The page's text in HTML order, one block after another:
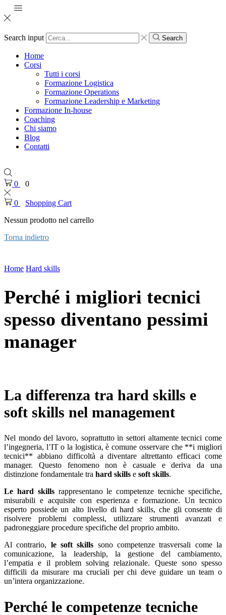
Search input Search
Home
Corsi
Tutti i corsi
Formazione Logistica
Formazione Operations
Formazione Leadership e Marketing
Formazione In-house
Coaching
Chi siamo
Blog
Contatti
0 0
0
Shopping Cart
Nessun prodotto nel carrello
Torna indietro
Home Hard skills
Perché i migliori tecnici
spesso diventano pessimi
manager
La differenza tra hard skills e
soft skills nel management
Nel mondo del lavoro, soprattutto in settori altamente tecnici come
l’ingegneria, l’IT o la logistica, è comune osservare che **i migliori
tecnici** abbiano difficoltà a diventare altrettanto efficaci come
manager. Questo fenomeno non è casuale e deriva da una
distinzione fondamentale tra hard skills e soft skills.
Le hard skillsrappresentano le competenze tecniche specifiche,
misurabili e acquisite con esperienza e formazione. Un tecnico
esperto possiede un alto livello di hard skills, che gli consente di
risolvere problemi complessi, utilizzare strumenti avanzati e
padroneggiare procedure specifiche del proprio ambito.
Al contrario, le soft skills sono competenze trasversali come la
comunicazione, la leadership, la gestione del cambiamento,
l’empatia e il problem solving relazionale. Queste sono spesso
difficili da misurare ma cruciali per chi deve guidare un team o
un’intera organizzazione.
Perché le competenze tecniche